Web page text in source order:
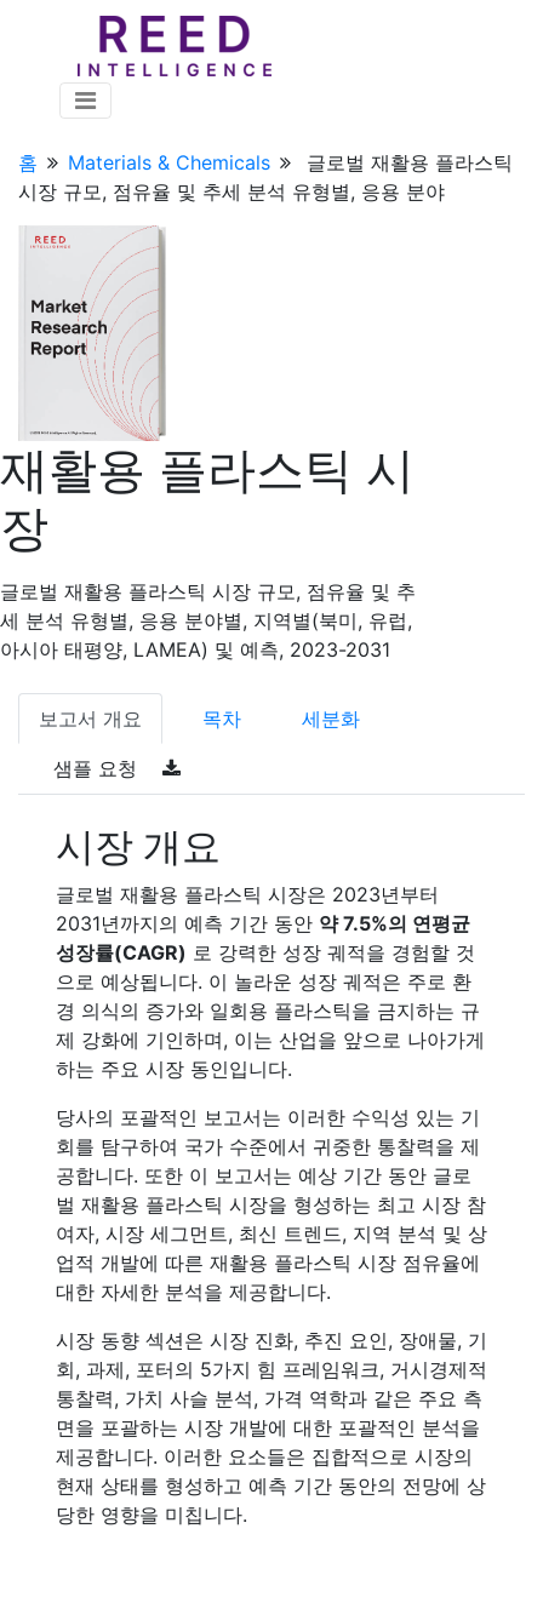
홈 Materials & Chemicals
글로벌 재활용 플라스틱
시장 규모, 점유율 및 추세 분석 유형별, 응용 분야
재활용 플라스틱 시
장
글로벌 재활용 플라스틱 시장 규모, 점유율 및 추
세 분석 유형별, 응용 분야별, 지역별(북미, 유럽,
아시아 태평양, LAMEA) 및 예측, 2023-2031
보고서 개요 목차 세분화
샘플 요청
시장 개요
글로벌 재활용 플라스틱 시장은 2023년부터
2031년까지의 예측 기간 동안 약 7.5%의 연평균
성장률(CAGR) 로 강력한 성장 궤적을 경험할 것
으로 예상됩니다. 이 놀라운 성장 궤적은 주로 환
경 의식의 증가와 일회용 플라스틱을 금지하는 규
제 강화에 기인하며, 이는 산업을 앞으로 나아가게
하는 주요 시장 동인입니다.
당사의 포괄적인 보고서는 이러한 수익성 있는 기
회를 탐구하여 국가 수준에서 귀중한 통찰력을 제
공합니다. 또한 이 보고서는 예상 기간 동안 글로
벌 재활용 플라스틱 시장을 형성하는 최고 시장 참
여자, 시장 세그먼트, 최신 트렌드, 지역 분석 및 상
업적 개발에 따른 재활용 플라스틱 시장 점유율에
대한 자세한 분석을 제공합니다.
시장 동향 섹션은 시장 진화, 추진 요인, 장애물, 기
회, 과제, 포터의 5가지 힘 프레임워크, 거시경제적
통찰력, 가치 사슬 분석, 가격 역학과 같은 주요 측
면을 포괄하는 시장 개발에 대한 포괄적인 분석을
제공합니다. 이러한 요소들은 집합적으로 시장의
현재 상태를 형성하고 예측 기간 동안의 전망에 상
당한 영향을 미칩니다.